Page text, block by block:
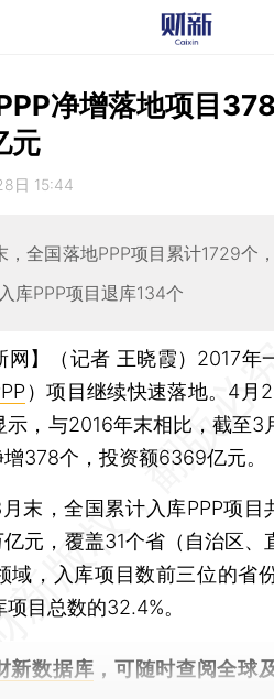
净增落地项目
元
日 15:44
，全国落地PPP项目累计1729个
库PPP项目退库134个
网】（记者 王晓霞） 2017年
）项目继续快速落地。4月
示，与2016年末相比，截至3
增378个，投资额6369亿元。
，全国累计入库PPP项目
亿元，覆盖31个省（自治区、
域，入库项目数前三位的省
目总数的32.4%。
新数据库 ，可随时查阅全球